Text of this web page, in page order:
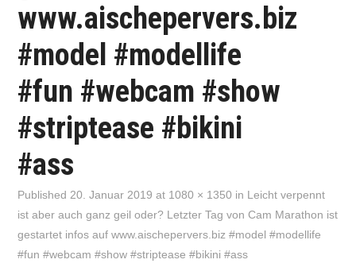
www.aischepervers.biz
#model #modellife
#fun #webcam #show
#striptease #bikini
#ass
Published 20. Januar 2019 at 1080 × 1350 in Leicht verpennt
ist aber auch ganz geil oder? Letzter Tag von Cam Marathon ist
gestartet infos auf www.aischepervers.biz #model #modellife
#fun #webcam #show #striptease #bikini #ass